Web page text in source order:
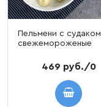
Пельмени с судаком
свежемороженые
469 руб./0